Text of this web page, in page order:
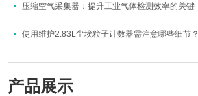
压缩空气采集器：提升工业气体检测效率的关键
使用维护2.83L尘埃粒子计数器需注意哪些细节？
产品展示